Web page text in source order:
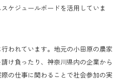
ケジュールボードを活用していま
われています。地元の小田原の農家
け負ったり、神奈川県内の企業から
の仕事に関わることで社会参加の実